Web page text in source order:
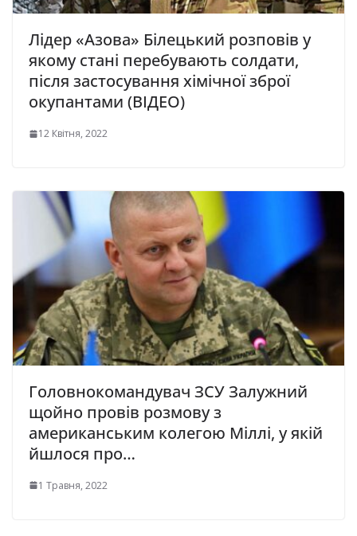
Лідер «Азова» Білецький розповів у
якому стані перебувають солдати,
після застосування хімічної зброї
окупантами (ВІДЕО)
12 Квітня, 2022
Головнокомандувач ЗСУ Залужний
щойно провів розмову з
американським колегою Міллі, у якій
йшлося про…
1 Травня, 2022